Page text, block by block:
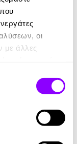
οι
με άλλες